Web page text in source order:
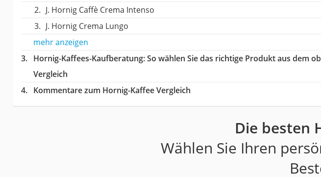
J. Hornig Caffè Crema Intenso
J. Hornig Crema Lungo
mehr anzeigen
Hornig-Kaffees-Kaufberatung: So wählen Sie das richtige Produkt aus dem
Vergleich
Kommentare zum Hornig-Kaffee Vergleich
Die besten
Wählen Sie Ihren